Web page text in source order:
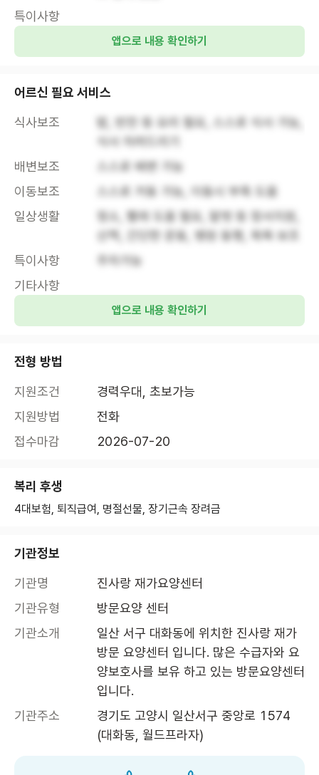
특이사항
앱으로 내용 확인하기
어르신 필요 서비스
식사보조
밥, 반찬 등 요리 필요, 스스로 식사 가능,
식사 차려드리기
배변보조
스스로 배변 가능
이동보조
스스로 거동 가능, 이동시 부축 도움
일상생활
청소, 빨래 도움 필요, 말벗 등 정서지원,
산책, 간단한 운동, 병원 동행, 목욕 보조
특이사항
주차가능
기타사항
앱으로 내용 확인하기
전형 방법
지원조건
경력우대, 초보가능
지원방법
전화
접수마감
2026-07-20
복리 후생
4대보험, 퇴직급여, 명절선물, 장기근속 장려금
기관정보
기관명
진사랑 재가요양센터
기관유형
방문요양 센터
기관소개
일산 서구 대화동에 위치한 진사랑 재가
방문 요양센터 입니다. 많은 수급자와 요
양보호사를 보유 하고 있는 방문요양센터
입니다.
기관주소
경기도 고양시 일산서구 중앙로 1574
(대화동, 월드프라자)